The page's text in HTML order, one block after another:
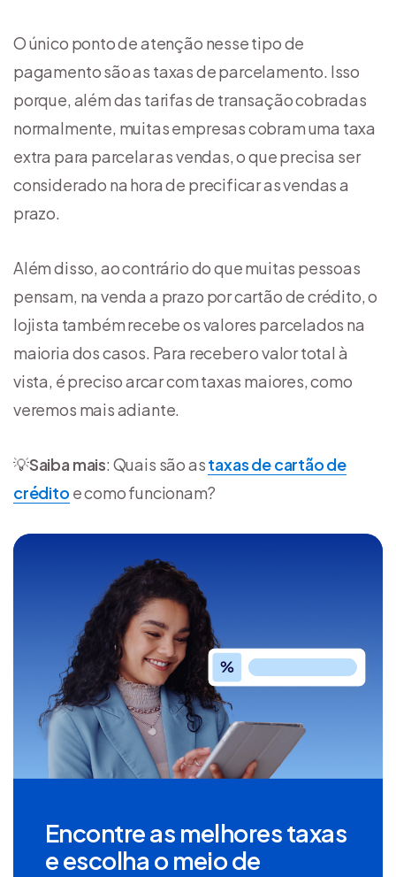
O único ponto de atenção nesse tipo de
pagamento são as taxas de parcelamento. Isso
porque, além das tarifas de transação cobradas
normalmente, muitas empresas cobram uma taxa
extra para parcelar as vendas, o que precisa ser
considerado na hora de precificar as vendas a
prazo.
Além disso, ao contrário do que muitas pessoas
pensam, na venda a prazo por cartão de crédito, o
lojista também recebe os valores parcelados na
maioria dos casos. Para receber o valor total à
vista, é preciso arcar com taxas maiores, como
veremos mais adiante.
💡Saiba mais: Quais são astaxas de cartão de
crédito e como funcionam?
Encontre as melhores taxas
e escolha o meio de